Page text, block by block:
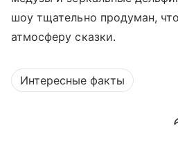
шоу тщательно продуман,
атмосферу сказки.
Интересные факты